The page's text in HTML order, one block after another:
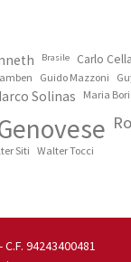
Brasile Carlo
Guido Mazzoni
Solinas Maria
Siti Walter Tocci
- C.F. 94243400481